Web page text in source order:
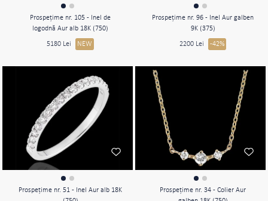
Prospeţime nr. 105 - Inel de
logodnă Aur alb 18K (750)
5180 Lei NEW
Prospeţime nr. 96 - Inel Aur galben
9K (375)
2200 Lei -42%
Prospeţime nr. 51 - Inel Aur alb 18K
Prospeţime nr. 34 - Colier Aur